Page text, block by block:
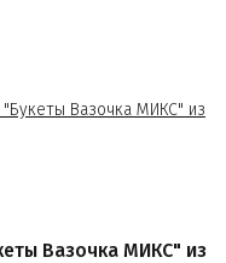
Вазочка МИКС" из